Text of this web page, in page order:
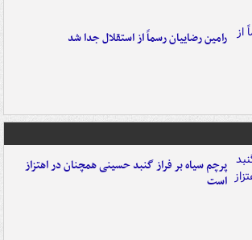
رامین رضاییان رسماً از استقلال جدا شد
پرچم سیاه بر فراز گنبد حسینی همچنان در اهتزاز
است